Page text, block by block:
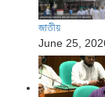
জাতীয়
June 25,